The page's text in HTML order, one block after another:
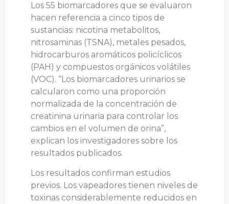
Los 55 biomarcadores que se evaluaron
hacen referencia a cinco tipos de
sustancias: nicotina metabolitos,
nitrosaminas (TSNA), metales pesados,
hidrocarburos aromáticos policíclicos
(PAH) y compuestos orgánicos volátiles
(VOC). “Los biomarcadores urinarios se
calcularon como una proporción
normalizada de la concentración de
creatinina urinaria para controlar los
cambios en el volumen de orina”,
explican los investigadores sobre los
resultados publicados.
Los resultados confirman estudios
previos. Los vapeadores tienen niveles de
toxinas considerablemente reducidos en